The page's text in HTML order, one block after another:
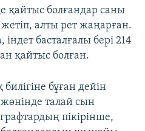
қайтыс болғандар саны
алты рет жаңарған.
басталғалы бері 214
қайтыс болған.
бұған дейін
талай сын
пікірінше,